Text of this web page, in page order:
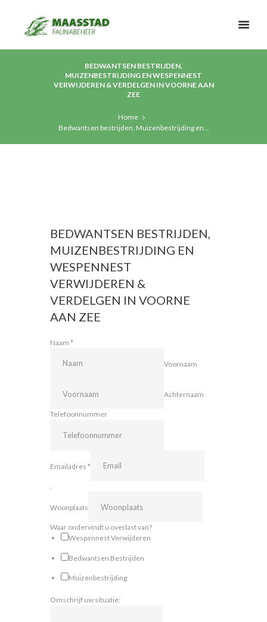
BEDWANTSEN BESTRIJDEN,
MUIZENBESTRIJDING EN WESPENNEST
VERWIJDEREN & VERDELGEN IN VOORNE AAN
ZEE
Home
Bedwantsen bestrijden, Muizenbestrijding en...
BEDWANTSEN BESTRIJDEN,
MUIZENBESTRIJDING EN
WESPENNEST
VERWIJDEREN &
VERDELGEN IN VOORNE
AAN ZEE
Naam *
Voornaam
Achternaam
Telefoonnummer
Emailadres *
.
Woonplaats
Waar ondervindt u overlast van?
Wespennest Verwijderen
Bedwantsen Bestrijden
Muizenbestrijding
Omschrijf uw situatie: